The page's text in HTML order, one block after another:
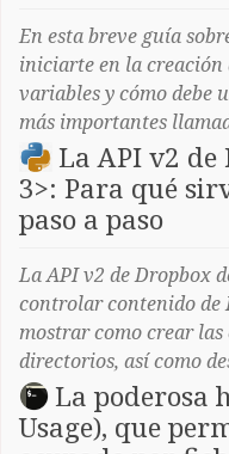
En esta breve guía
iniciarte en la creación
variables y cómo debe
más importantes
La API v2
3>: Para qué
paso a paso
La API v2 de Dropbox
controlar contenido de
mostrar como crear
directorios, así como
La poderosa
Usage), que